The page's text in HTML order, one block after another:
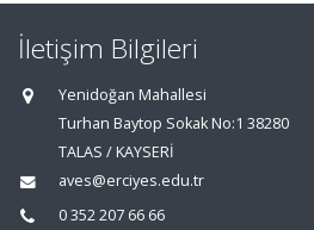
İletişim Bilgileri
Yenidoğan Mahallesi
Turhan Baytop Sokak No:1 38280
TALAS / KAYSERİ
aves@erciyes.edu.tr
0 352 207 66 66